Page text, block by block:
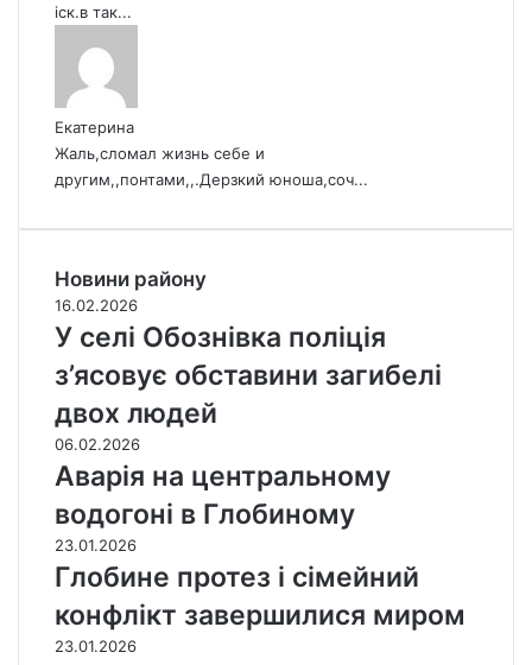
іск.в так...
Екатерина
Жаль,сломал жизнь себе и
другим,,понтами,,.Дерзкий юноша,соч...
Новини району
16.02.2026
У селі Обознівка поліція
з’ясовує обставини загибелі
двох людей
06.02.2026
Аварія на центральному
водогоні в Глобиному
23.01.2026
Глобине протез і сімейний
конфлікт завершилися миром
23.01.2026